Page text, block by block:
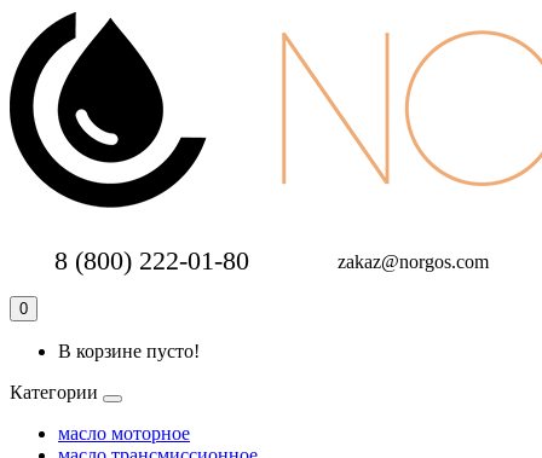
8 (800) 222-01-80 zakaz@norgos.com
0
В корзине пусто!
Категории
масло моторное